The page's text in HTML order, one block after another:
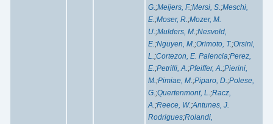
G.;Meijers, F.;Mersi, S.;Meschi,
E.;Moser, R.;Mozer, M.
U.;Mulders, M.;Nesvold,
E.;Nguyen, M.;Orimoto, T.;Orsini,
L.;Cortezon, E. Palencia;Perez,
E.;Petrilli, A.;Pfeiffer, A.;Pierini,
M.;Pimiae, M.;Piparo, D.;Polese,
G.;Quertenmont, L.;Racz,
A.;Reece, W.;Antunes, J.
Rodrigues;Rolandi,